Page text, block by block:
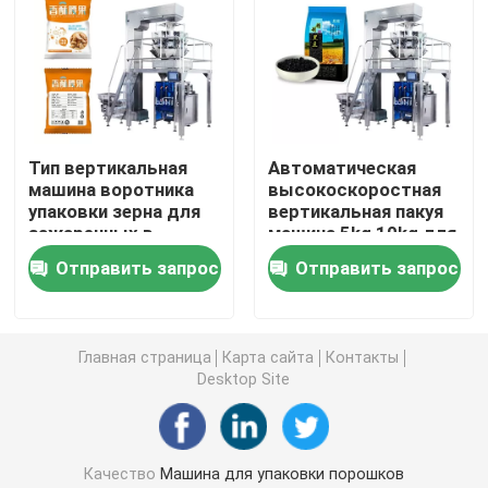
Машина упаковки мешка Premade
Автоматическая машина завалки бутылки
Semi автоматическая машина завалки бутылки
Аксессуары машины упаковки
Тип вертикальная
машина воротника
упаковки зерна для
зажаренных в
духовке гаек
Отправить запрос
Автоматическая
высокоскоростная
вертикальная пакуя
машина 5kg 10kg для
еды
Отправить запрос
Главная страница Карта сайта
Контакты
Desktop Site
Качество Машина для упаковки порошков